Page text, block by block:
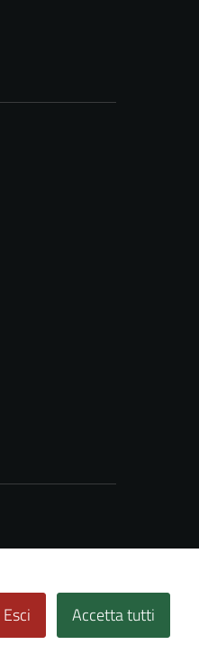
Esci Accetta tutti